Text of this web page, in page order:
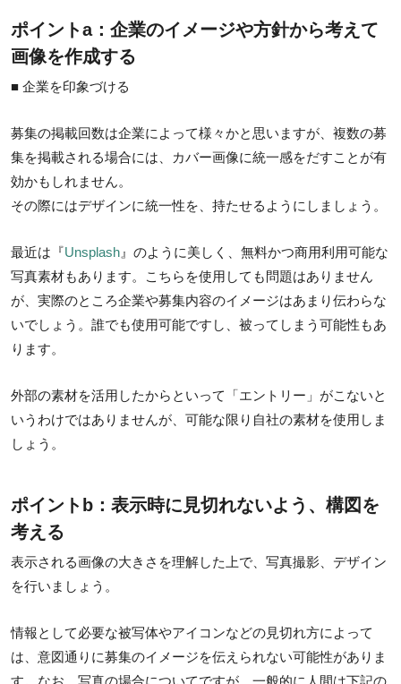
ポイントa：企業のイメージや方針から考えて
画像を作成する
■ 企業を印象づける
募集の掲載回数は企業によって様々かと思いますが、複数の募
集を掲載される場合には、カバー画像に統一感をだすことが有
効かもしれません。
その際にはデザインに統一性を、持たせるようにしましょう。
最近は『Unsplash 』のように美しく、無料かつ商用利用可能な
写真素材もあります。こちらを使用しても問題はありません
が、実際のところ企業や募集内容のイメージはあまり伝わらな
いでしょう。誰でも使用可能ですし、被ってしまう可能性もあ
ります。
外部の素材を活用したからといって「エントリー」がこないと
いうわけではありませんが、可能な限り自社の素材を使用しま
しょう。
ポイントb：表示時に見切れないよう、構図を
考える
表示される画像の大きさを理解した上で、写真撮影、デザイン
を行いましょう。
情報として必要な被写体やアイコンなどの見切れ方によって
は、意図通りに募集のイメージを伝えられない可能性がありま
す。なお、写真の場合についてですが、一般的に人間は下記の